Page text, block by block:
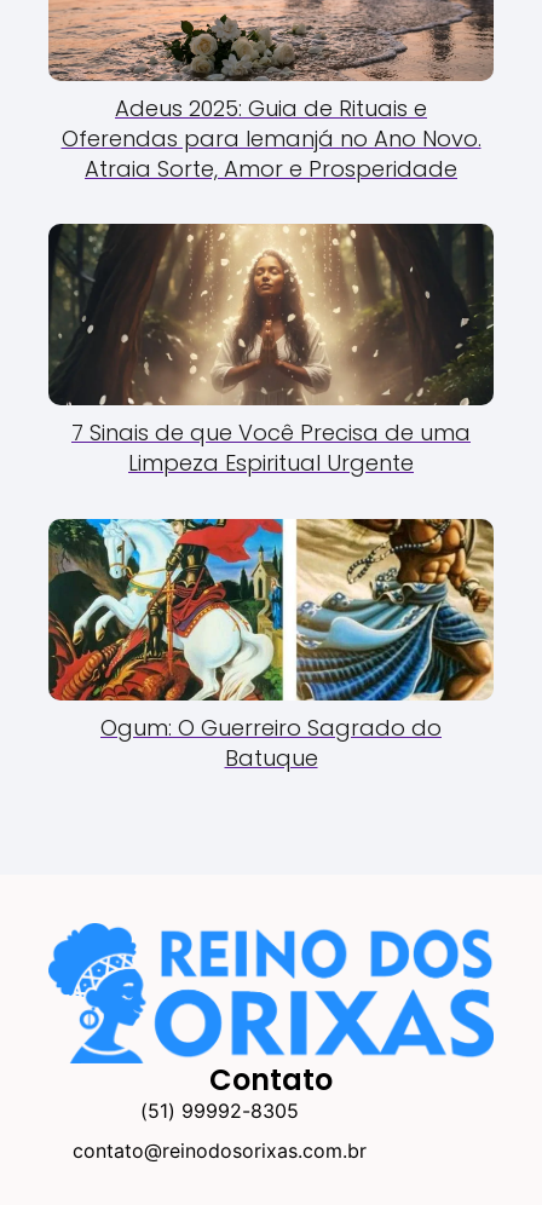
Adeus 2025: Guia de Rituais e
Oferendas para Iemanjá no Ano Novo.
Atraia Sorte, Amor e Prosperidade
7 Sinais de que Você Precisa de uma
Limpeza Espiritual Urgente
Ogum: O Guerreiro Sagrado do
Batuque
Contato
(51) 99992-8305
contato@reinodosorixas.com.br